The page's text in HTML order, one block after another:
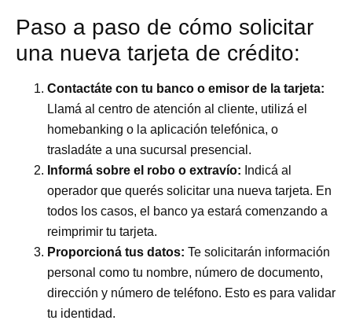
Paso a paso de cómo solicitar
una nueva tarjeta de crédito:
Contactáte con tu banco o emisor de la tarjeta:
Llamá al centro de atención al cliente, utilizá el
homebanking o la aplicación telefónica, o
trasladáte a una sucursal presencial.
Informá sobre el robo o extravío: Indicá al
operador que querés solicitar una nueva tarjeta. En
todos los casos, el banco ya estará comenzando a
reimprimir tu tarjeta.
Proporcioná tus datos:Te solicitarán información
personal como tu nombre, número de documento,
dirección y número de teléfono. Esto es para validar
tu identidad.